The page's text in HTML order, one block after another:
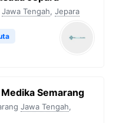
Jawa Tengah, Jepara
Semarang
Jawa Tengah,